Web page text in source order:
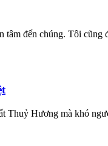
đến chúng. Tôi
Thuỷ Hương mà khó